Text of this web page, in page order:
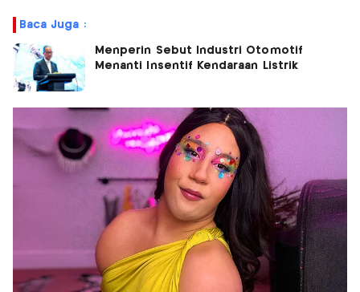
Baca Juga :
Menperin Sebut Industri Otomotif
Menanti Insentif Kendaraan Listrik